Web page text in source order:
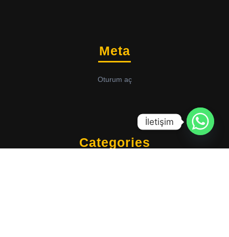
Meta
Oturum aç
Categories
İletişim